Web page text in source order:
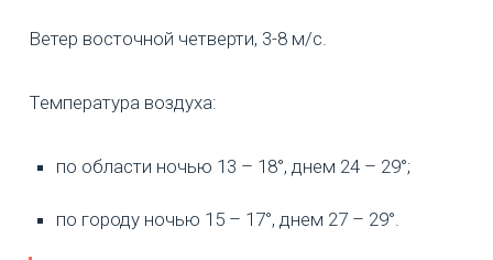
Ветер восточной четверти, 3-8 м/с.
Температура воздуха:
по области ночью 13 – 18°, днем 24 – 29°;
по городу ночью 15 – 17°, днем 27 – 29°.